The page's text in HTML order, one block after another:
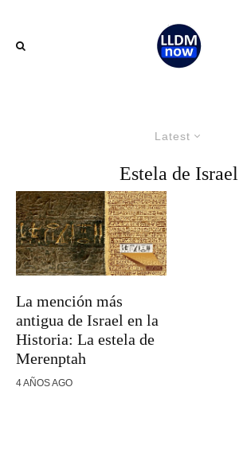
Latest
Estela de Israel
La mención más
antigua de Israel en la
Historia: La estela de
Merenptah
4 AÑOS AGO